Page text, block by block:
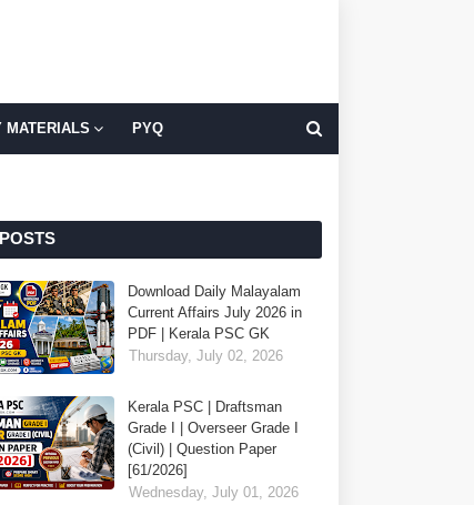
MATERIALS PYQ
Download Daily Malayalam
Current Affairs July 2026 in
PDF | Kerala PSC GK
Thursday, July 02, 2026
Kerala PSC | Draftsman
Grade I | Overseer Grade I
(Civil) | Question Paper
[61/2026]
Wednesday, July 01, 2026